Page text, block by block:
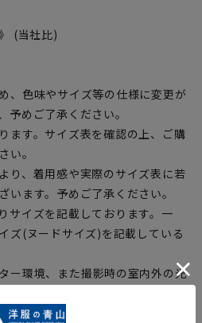
(当社比)
、色味やサイズ等の仕様に変更が
予めご了承ください。
ます。サイズ表を確認の上、ご購
い。
り、着用感や実際のサイズ表に若
います。予めご了承ください。
サイズを記載しております。一
ズ(ヌードサイズ)を記載している
ー環境、また撮影時の室内外の光